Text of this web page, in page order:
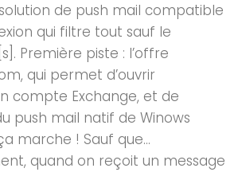
de push mail compatible
qui filtre tout sauf le
Première piste : l’offre
qui permet d’ouvrir
compte Exchange, et de
push mail natif de Winows
marche ! Sauf que…
quand on reçoit un message